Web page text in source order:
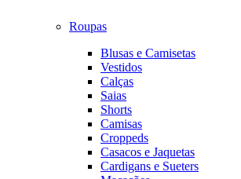
Roupas
Blusas e Camisetas
Vestidos
Calças
Saias
Shorts
Camisas
Croppeds
Casacos e Jaquetas
Cardigans e Sueters